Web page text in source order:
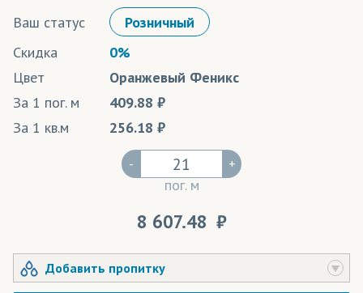
Ваш статус
Розничный
Скидка
0%
Цвет
Оранжевый Феникс
За 1 пог. м
409.88
За 1 кв.м
256.18
-
пог. м
+
8 607.48
Добавить пропитку